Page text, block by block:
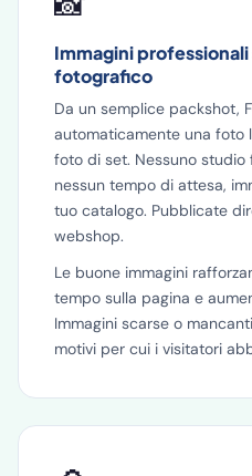
Immagini professionali
fotografico
Da un semplice packshot,
automaticamente una foto
foto di set. Nessuno
nessun tempo di attesa,
tuo catalogo. Pubblicate
webshop.
Le buone immagini
tempo sulla pagina e
Immagini scarse o
motivi per cui i visitatori